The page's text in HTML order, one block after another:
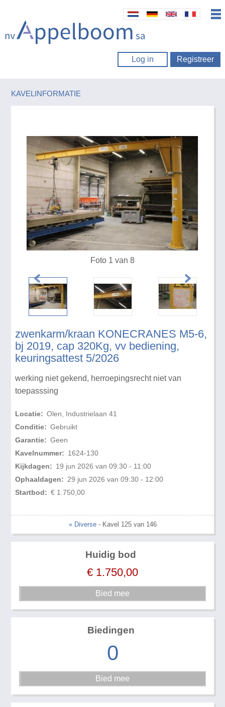
Log in Registreer
KAVELINFORMATIE
zwenkarm/kraan KONECRANES M5-6,
bj 2019, cap 320Kg, vv bediening,
keuringsattest 5/2026
werking niet gekend, herroepingsrecht niet van
toepasssing
Locatie: Olen, Industrielaan 41
Conditie: Gebruikt
Garantie: Geen
Kavelnummer: 1624-130
Kijkdagen: 19 jun 2026 van 09:30 - 11:00
Ophaaldagen: 29 jun 2026 van 09:30 - 12:00
Startbod: € 1.750,00
Foto 1 van 8
« Diverse- Kavel 125 van 146
Huidig bod
€ 1.750,00
Biedingen
0